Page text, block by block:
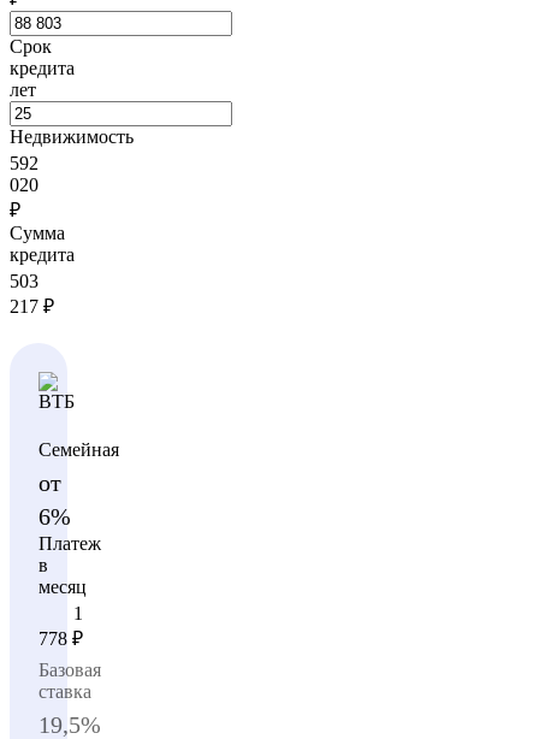
Срок
кредита
лет
Недвижимость
592
020
₽
Сумма
кредита
503
217 ₽
Семейная
от
6%
Платеж
в
месяц
1
778 ₽
Базовая
ставка
19,5%